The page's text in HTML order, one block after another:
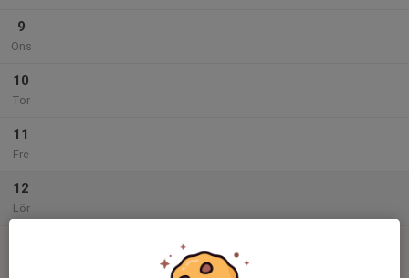
9
Ons
10
Tor
11
Fre
12
Lör